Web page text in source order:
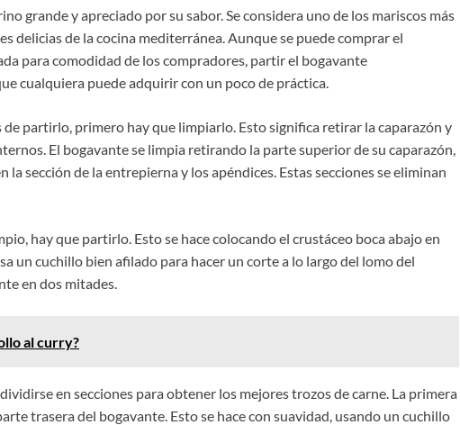
grande y apreciado por su sabor. Se considera uno de los mariscos más
delicias de la cocina mediterránea. Aunque se puede comprar el
para comodidad de los compradores, partir el bogavante
cualquiera puede adquirir con un poco de práctica.
partirlo, primero hay que limpiarlo. Esto significa retirar la caparazón y
El bogavante se limpia retirando la parte superior de su caparazón,
la sección de la entrepierna y los apéndices. Estas secciones se eliminan
hay que partirlo. Esto se hace colocando el crustáceo boca abajo en
un cuchillo bien afilado para hacer un corte a lo largo del lomo del
en dos mitades.
al curry?
en secciones para obtener los mejores trozos de carne. La primera
trasera del bogavante. Esto se hace con suavidad, usando un cuchillo